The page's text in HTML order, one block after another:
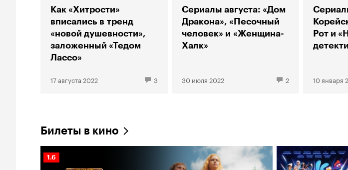
Как «Хитрости»
вписались в тренд
«новой душевности»,
заложенный «Тедом
Лассо»
17 августа 2022 3
Сериалы августа: «Дом
Дракона», «Песочный
человек» и «Женщина-
Халк»
30 июля 2022 2
Рот и
10 января
Билеты в кино
Рейтинг
Кинопоиска
1.6